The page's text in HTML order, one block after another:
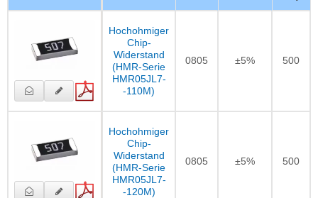
Hochohmiger
Chip-
Widerstand
(HMR-Serie
HMR05JL7-
-110M)
0805 ±5% 500
Hochohmiger
Chip-
Widerstand
(HMR-Serie
HMR05JL7-
-120M)
0805 ±5% 500